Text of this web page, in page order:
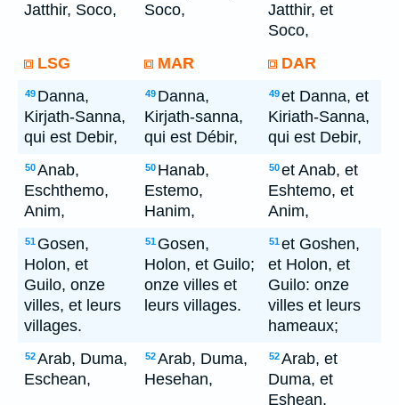
Jatthir, Soco,
Soco,
Jatthir, et
Soco,
LSG
MAR DAR
49 Danna,
Kirjath-Sanna,
qui est Debir,
49 Danna,
Kirjath-sanna,
qui est Débir,
49et Danna, et
Kiriath-Sanna,
qui est Debir,
50Anab,
Eschthemo,
Anim,
50 Hanab,
Estemo,
Hanim,
50et Anab, et
Eshtemo, et
Anim,
51 Gosen,
Holon, et
Guilo, onze
villes, et leurs
villages.
51 Gosen,
Holon, et Guilo;
onze villes et
leurs villages.
51et Goshen,
et Holon, et
Guilo: onze
villes et leurs
hameaux;
52Arab, Duma,
Eschean,
52Arab, Duma,
Hesehan,
52Arab, et
Duma, et
Eshean,